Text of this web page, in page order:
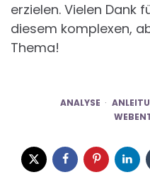
erzielen. Vielen Dank
diesem komplexen,
Thema!
ANALYSE